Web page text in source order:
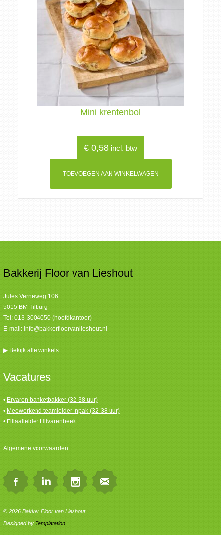
Mini krentenbol
€ 0,58 incl. btw
TOEVOEGEN AAN WINKELWAGEN
Bakkerij Floor van Lieshout
Jules Verneweg 106
5015 BM Tilburg
Tel: 013-3004050 (hoofdkantoor)
E-mail: info@bakkerfloorvanlieshout.nl
▶ Bekijk alle winkels
Vacatures
• Ervaren banketbakker (32-38 uur)
• Meewerkend teamleider inpak (32-38 uur)
• Filiaalleider Hilvarenbeek
Algemene voorwaarden
© 2026 Bakker Floor van Lieshout
Designed by Templatation